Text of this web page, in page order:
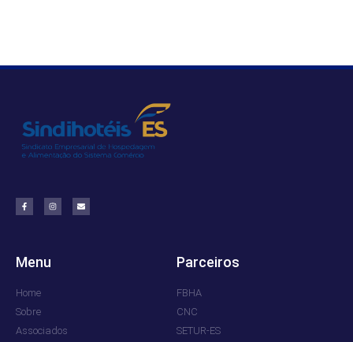
Menu
Home
Sobre
Associados
Parceiros
FBHA
CNC
SETUR-ES